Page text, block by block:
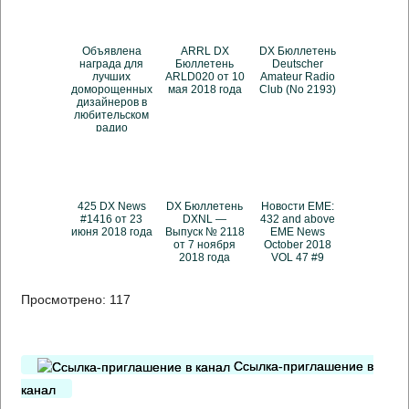
Объявлена
награда для
лучших
доморощенных
дизайнеров в
любительском
радио
ARRL DX
Бюллетень
ARLD020 от 10
мая 2018 года
DX Бюллетень
Deutscher
Amateur Radio
Club (No 2193)
425 DX News
#1416 от 23
июня 2018 года
DX Бюллетень
DXNL —
Выпуск № 2118
от 7 ноября
2018 года
Новости EME:
432 and above
EME News
October 2018
VOL 47 #9
Просмотрено: 117
Ссылка-приглашение в
канал